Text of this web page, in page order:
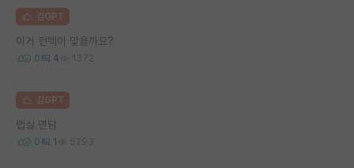
김GPT
이거 컨텍이 맞을까요?
0 4 1372
김GPT
랩실 면담
0 1 5293